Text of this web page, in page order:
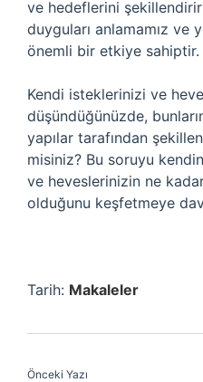
ve hedeflerini
duyguları anlamamız ve
önemli bir etkiye sahiptir.
Kendi isteklerinizi ve
düşündüğünüzde,
yapılar tarafından
misiniz? Bu soruyu
ve heveslerinizin ne
olduğunu keşfetmeye
Tarih: Makaleler
Önceki Yazı